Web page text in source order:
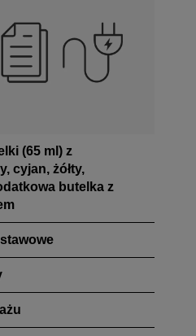
(65 ml) z
cyjan, żółty,
butelka z